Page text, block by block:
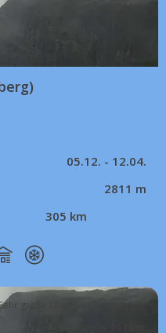
05.12. - 12.04.
2811 m
305 km
große Lawinen sind möglich